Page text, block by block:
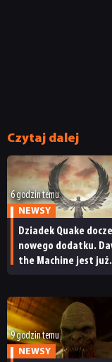
Czytaj dalej
6 godzin temu
NEWSY
Dziadek Quake
nowego dodatku.
the Machine jest już
9 godzin temu
NEWSY